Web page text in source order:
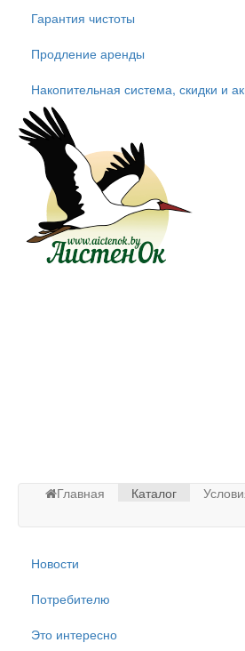
Гарантия чистоты
Продление аренды
Накопительная система, скидки и
Главная Каталог
Новости
Потребителю
Это интересно